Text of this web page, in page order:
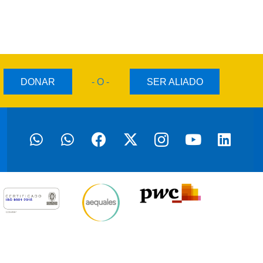
DONAR - O - SER ALIADO